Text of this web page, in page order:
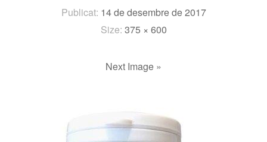
Publicat: 14 de desembre de 2017
Size: 375 × 600
Next Image »